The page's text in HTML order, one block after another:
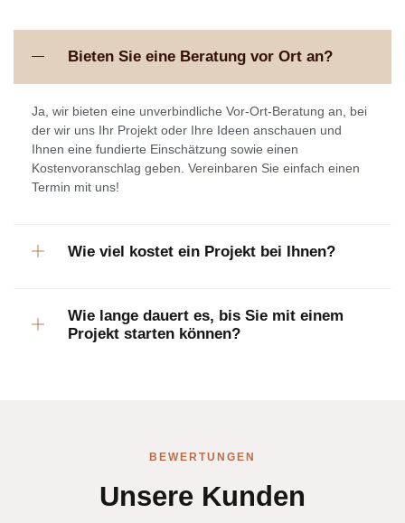
Bieten Sie eine Beratung vor Ort an?
Ja, wir bieten eine unverbindliche Vor-Ort-Beratung an, bei
der wir uns Ihr Projekt oder Ihre Ideen anschauen und
Ihnen eine fundierte Einschätzung sowie einen
Kostenvoranschlag geben. Vereinbaren Sie einfach einen
Termin mit uns!
Wie viel kostet ein Projekt bei Ihnen?
Wie lange dauert es, bis Sie mit einem
Projekt starten können?
BEWERTUNGEN
Unsere Kunden